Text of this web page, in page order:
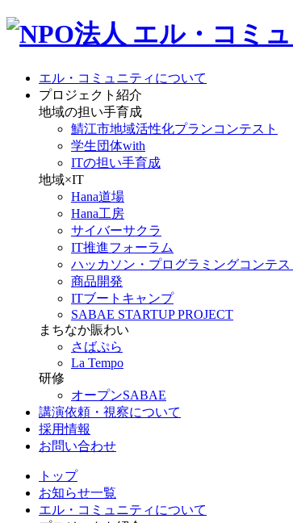
エル・コミュニティについて
プロジェクト紹介
地域の担い手育成
鯖江市地域活性化プランコンテスト
学生団体with
ITの担い手育成
地域×IT
Hana道場
Hana工房
サイバーサクラ
IT推進フォーラム
ハッカソン・プログラミングコンテス
商品開発
ITブートキャンプ
SABAE STARTUP PROJECT
まちなか賑わい
さばぷら
La Tempo
研修
オープンSABAE
講演依頼・視察について
採用情報
お問い合わせ
トップ
お知らせ一覧
エル・コミュニティについて